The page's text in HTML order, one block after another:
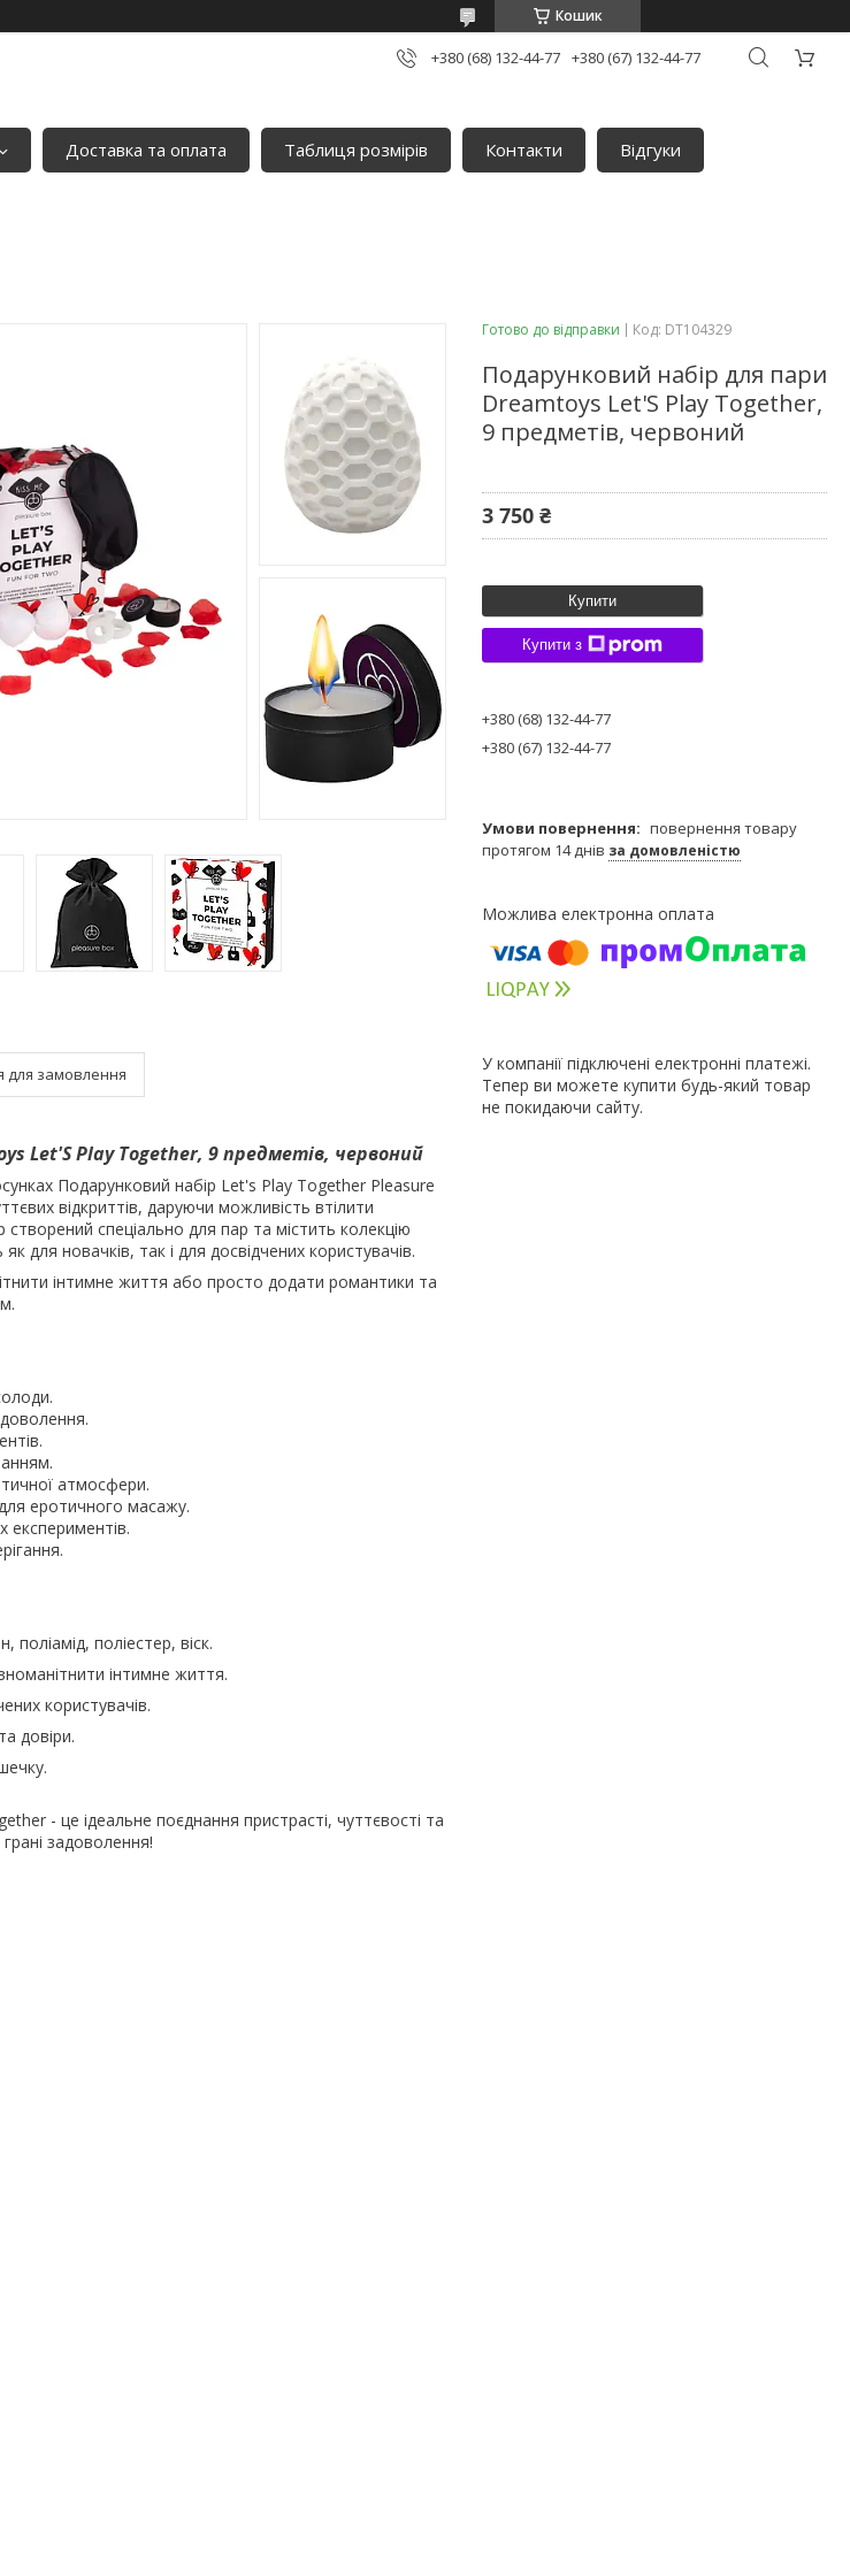
Кошик
+380 (68) 132-44-77 +380 (67) 132-44-77
Доставка та оплата Таблиця розмірів Контакти
Відгуки
для замовлення
Let'S Play Together, 9 предметів, червоний
Подарунковий набір Let's Play Together Pleasure
відкриттів, даруючи можливість втілити
створений спеціально для пар та містить колекцію
для новачків, так і для досвідчених користувачів.
інтимне життя або просто додати романтики та
атмосфери.
еротичного масажу.
експериментів.
поліестер, віск.
інтимне життя.
користувачів.
довіри.
- це ідеальне поєднання пристрасті, чуттєвості та
задоволення!
Готово до відправки Код: DT104329
Подарунковий набір для пари
Dreamtoys Let'S Play Together,
9 предметів, червоний
3 750 ₴
Купити
Купити з
+380 (68) 132-44-77
+380 (67) 132-44-77
повернення товару
протягом 14 днів за домовленістю
У компанії підключені електронні платежі.
Тепер ви можете купити будь-який товар
не покидаючи сайту.